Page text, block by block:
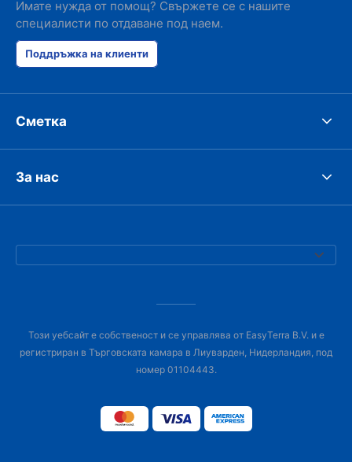
Имате нужда от помощ? Свържете се с нашите
специалисти по отдаване под наем.
Поддръжка на клиенти
Сметка
За нас
Този уебсайт е собственост и се управлява от EasyTerra B.V. и е
регистриран в Търговската камара в Лиуварден, Нидерландия, под
номер 01104443.